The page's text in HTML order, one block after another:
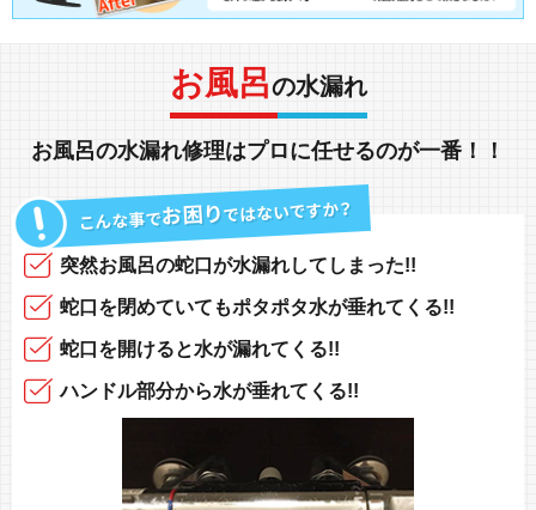
お風呂の水漏れ
お風呂の水漏れ修理はプロに任せるのが一番！！
突然お風呂の蛇口 が水漏れしてしまった!!
蛇口を閉めていてもポタポタ水が垂れてくる!!
蛇口を開けると水が漏れてくる!!
ハンドル部分から水が垂れてくる!!